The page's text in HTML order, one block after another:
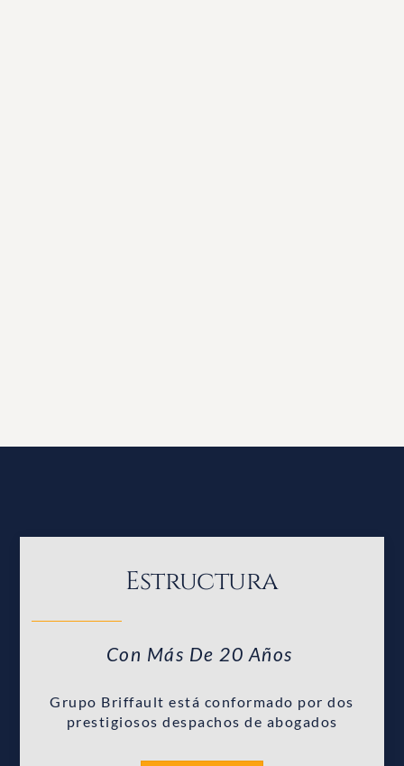
Estructura
Con Más De 20 Años
Grupo Briffault está conformado por dos
prestigiosos despachos de abogados